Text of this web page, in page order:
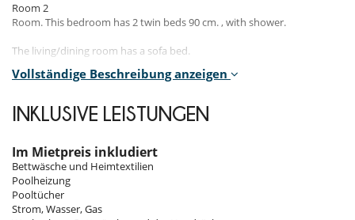
Room 2
Room. This bedroom has 2 twin beds 90 cm. , with shower.
The living/dining room has a sofa bed.
Guests will enjoy the fully equipped kitchen and the comfortable
Outdoors​
The villa has lovely and comfortably furnished exteriors. Guests will
Vollständige Beschreibung anzeigen
INKLUSIVE LEISTUNGEN
Im Mietpreis inkludiert
Bettwäsche und Heimtextilien
Poolheizung
Pooltücher
Strom, Wasser, Gas